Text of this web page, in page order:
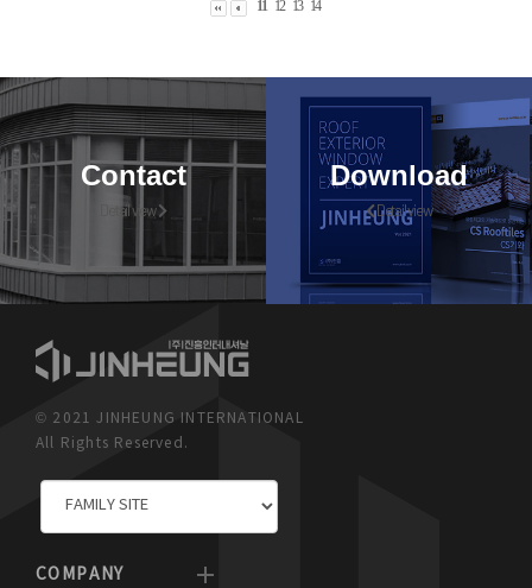
11 12 13 14
Contact
Detail view
Download
Detail view
© 2021 JINHEUNG INTERNATIONAL
All Rights Reserved.
COMPANY